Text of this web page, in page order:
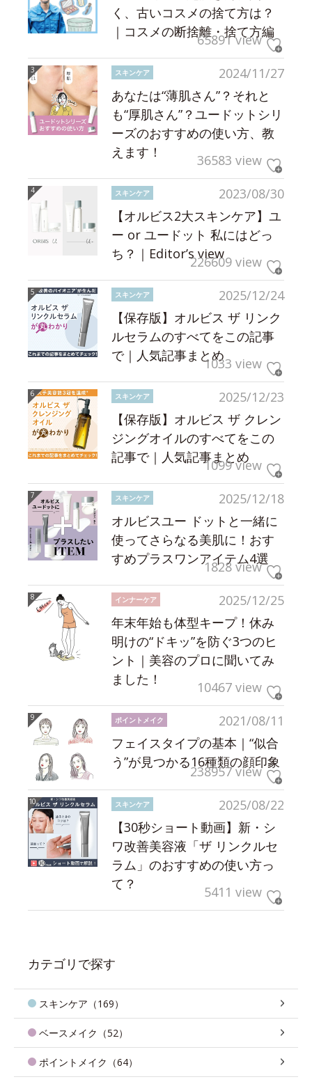
く、古いコスメの捨て方は？
｜コスメの断捨離・捨て方編
65891 view
2024/11/27
スキンケア
あなたは“薄肌さん”？それと
も“厚肌さん”？ユードットシリ
ーズのおすすめの使い方、教
えます！
36583 view
2023/08/30
スキンケア
【オルビス2大スキンケア】ユ
ー or ユードット 私にはどっ
ち？｜Editor’s view226609 view
2025/12/24
スキンケア
【保存版】オルビス ザ リンク
ルセラムのすべてをこの記事
で｜人気記事まとめ1033 view
2025/12/23
スキンケア
【保存版】オルビス ザ クレン
ジングオイルのすべてをこの
記事で｜人気記事まとめ
1099 view
2025/12/18
スキンケア
オルビスユー ドットと一緒に
使ってさらなる美肌に！おす
すめプラスワンアイテム4選
1828 view
2025/12/25
インナーケア
年末年始も体型キープ！休み
明けの“ドキッ”を防ぐ3つのヒ
ント｜美容のプロに聞いてみ
ました！
10467 view
2021/08/11
ポイントメイク
フェイスタイプの基本｜“似合
う”が見つかる16種類の顔印象
238957 view
2025/08/22
スキンケア
【30秒ショート動画】新・シ
ワ改善美容液「ザ リンクルセ
ラム」のおすすめの使い方っ
て？
5411 view
カテゴリで探す
スキンケア（169）
ベースメイク（52）
ポイントメイク（64）